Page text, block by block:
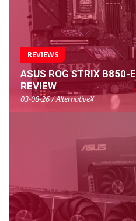
REVIEWS
ASUS ROG STRIX B850-
REVIEW
03-08-26 / AlternativeX